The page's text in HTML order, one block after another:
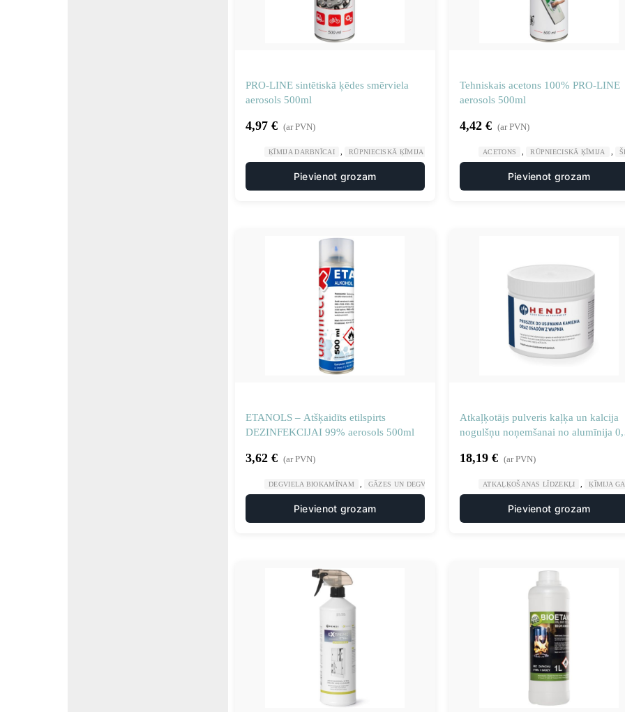
PRO-LINE sintētiskā ķēdes smērviela
aerosols 500ml
4,97 € (ar PVN)
ĶĪMIJA DARBNĪCAI RŪPNIECISKĀ ĶĪMIJA SILIKONA SMĒRVIELAS
Pievienot grozam
Tehniskais acetons 100% PRO-LINE
aerosols 500ml
4,42 € (ar PVN)
ACETONS RŪPNIECISKĀ ĶĪMIJA
Pievienot grozam
ETANOLS – Atšķaidīts etilspirts
DEZINFEKCIJAI 99% aerosols 500ml
3,62 € (ar PVN)
DEGVIELA BIOKAMĪNAM GĀZES UN DEGVIELA RŪPNIECISKĀ ĶĪMIJA
Pievienot grozam
Atkaļķotājs pulveris kaļķa un kalcija
nogulšņu noņemšanai no alumīnija
18,19 € (ar PVN)
ATKAĻĶOŠANAS LĪDZEKĻI ĶĪMIJA
Pievienot grozam